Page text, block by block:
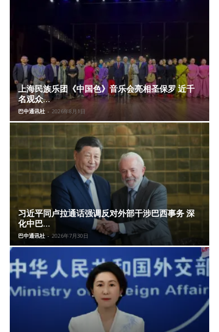
上海民族乐团《中国色》音乐会亮相圣保罗 近千
名观众...
巴中通讯社 - 2026年8月1日
习近平同卢拉通话强调反对外部干涉巴西事务 深
化中巴...
巴中通讯社 - 2026年7月30日